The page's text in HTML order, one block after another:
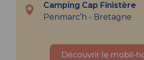
Camping Cap Finistère
Penmarc’h - Bretagne
Découvrir le mobil-